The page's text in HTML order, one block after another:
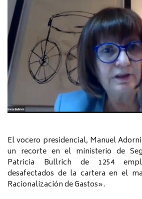
El vocero presidencial, Manuel
un recorte en el ministerio de
Patricia Bullrich de 1254
desafectados de la cartera en el
Racionalización de Gastos».